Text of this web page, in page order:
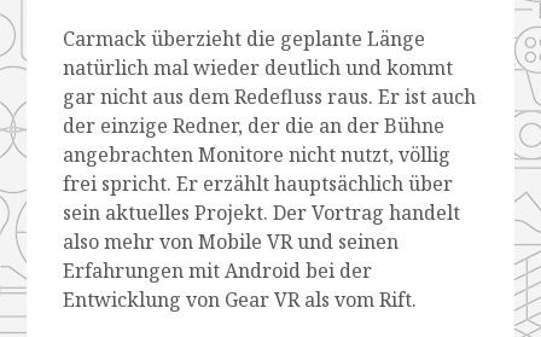
Carmack überzieht die geplante Länge
natürlich mal wieder deutlich und kommt
gar nicht aus dem Redefluss raus. Er ist auch
der einzige Redner, der die an der Bühne
angebrachten Monitore nicht nutzt, völlig
frei spricht. Er erzählt hauptsächlich über
sein aktuelles Projekt. Der Vortrag handelt
also mehr von Mobile VR und seinen
Erfahrungen mit Android bei der
Entwicklung von Gear VR als vom Rift.